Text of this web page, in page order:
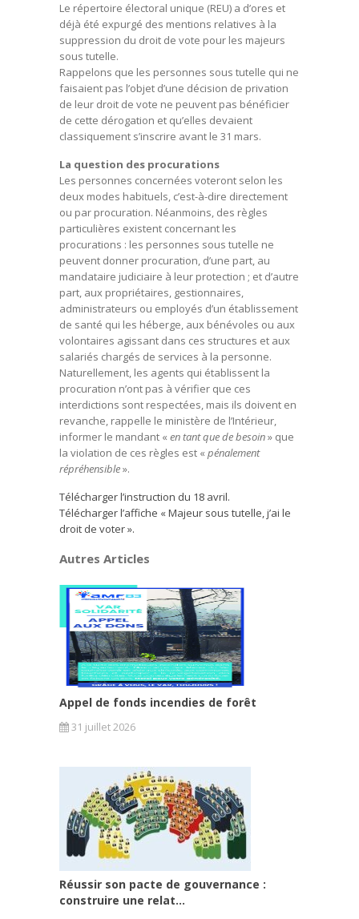
Le répertoire électoral unique (REU) a d’ores et
déjà été expurgé des mentions relatives à la
suppression du droit de vote pour les majeurs
sous tutelle.
Rappelons que les personnes sous tutelle qui ne
faisaient pas l’objet d’une décision de privation
de leur droit de vote ne peuvent pas bénéficier
de cette dérogation et qu’elles devaient
classiquement s’inscrire avant le 31 mars.
La question des procurations
Les personnes concernées voteront selon les
deux modes habituels, c’est-à-dire directement
ou par procuration. Néanmoins, des règles
particulières existent concernant les
procurations : les personnes sous tutelle ne
peuvent donner procuration, d’une part, au
mandataire judiciaire à leur protection ; et d’autre
part, aux propriétaires, gestionnaires,
administrateurs ou employés d’un établissement
de santé qui les héberge, aux bénévoles ou aux
volontaires agissant dans ces structures et aux
salariés chargés de services à la personne.
Naturellement, les agents qui établissent la
procuration n’ont pas à vérifier que ces
interdictions sont respectées, mais ils doivent en
revanche, rappelle le ministère de l’Intérieur,
informer le mandant « en tant que de besoin» que
la violation de ces règles est « pénalement
répréhensible».
Télécharger l’instruction du 18 avril.
Télécharger l’affiche « Majeur sous tutelle, j’ai le
droit de voter ».
Autres Articles
Appel de fonds incendies de forêt
31 juillet 2026
Réussir son pacte de gouvernance :
construire une relat...